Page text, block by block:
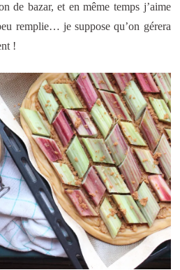
de bazar, et en même temps j’aime
remplie… je suppose qu’on gérera
!